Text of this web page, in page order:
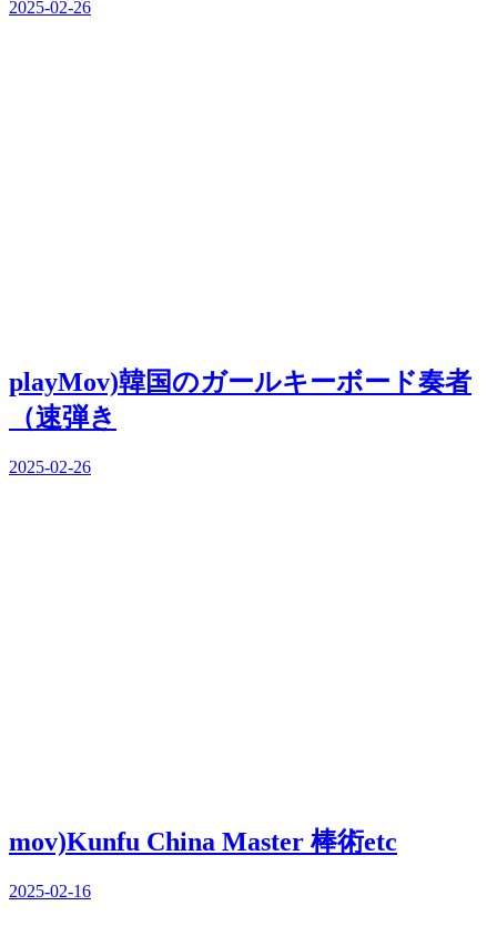
2025-02-26
playMov)韓国のガールキーボード奏者
（速弾き
2025-02-26
mov)Kunfu China Master 棒術etc
2025-02-16